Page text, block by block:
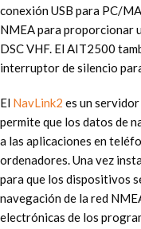
conexión USB para PC/
NMEA para proporcionar
DSC VHF. El AIT2500
interruptor de silencio
El NavLink2 es un
permite que los datos de
a las aplicaciones en
ordenadores. Una vez
para que los dispositivos
navegación de la red
electrónicas de los